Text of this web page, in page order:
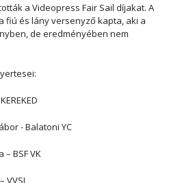
a Videopress Fair Sail díjakat. A
fiú és lány versenyző kapta, aki a
de eredményében nem
- Balatoni YC
BSF VK
VVSI